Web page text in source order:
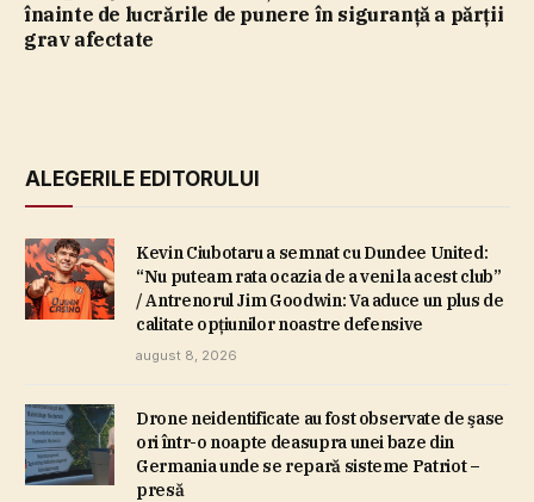
înainte de lucrările de punere în siguranţă a părţii
grav afectate
ALEGERILE EDITORULUI
Kevin Ciubotaru a semnat cu Dundee United:
“Nu puteam rata ocazia de a veni la acest club”
/ Antrenorul Jim Goodwin: Va aduce un plus de
calitate opţiunilor noastre defensive
august 8, 2026
Drone neidentificate au fost observate de şase
ori într-o noapte deasupra unei baze din
Germania unde se repară sisteme Patriot –
presă